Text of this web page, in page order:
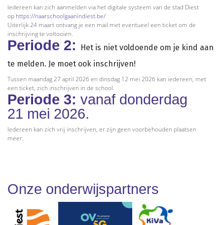
Iedereen kan zich aanmelden via het digitale systeem van de stad Diest
op https://naarschoolgaanindiest.be/
Uiterlijk 24 maart ontvang je een mail met eventueel een ticket om de
inschrijving te voltooien.
Periode 2:
Het is niet voldoende om je kind aan
te melden. Je moet ook inschrijven!
Tussen maandag 27 april 2026 en dinsdag 12 mei 2026 kan iedereen, met
een ticket, zich inschrijven in de school.
Periode 3: vanaf donderdag
21 mei 2026.
Iedereen kan zich vrij inschrijven, er zijn geen voorbehouden plaatsen
meer.
Onze onderwijspartners